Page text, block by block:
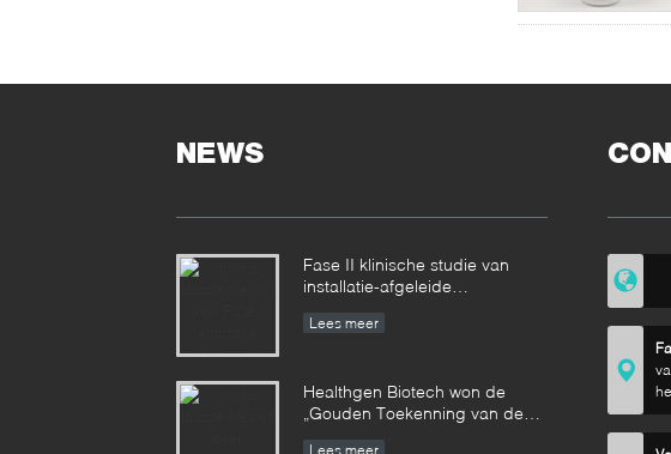
NEWS
Fase II klinische studie van
installatie-afgeleide
serumalbumine bereikte
Lees meer
Healthgen Biotech won de
„Gouden Toekenning van de
Lees meer